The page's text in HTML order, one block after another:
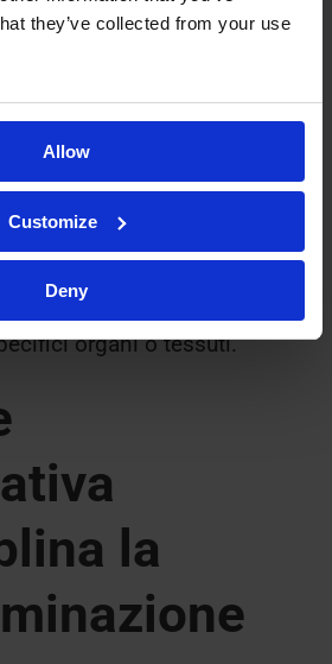
they’ve collected from your use
Allow
Customize
Deny
del farmaco nel corpo e
sulla determinazione
di un periodo di
la presenza e la
in tutto il
organi o tessuti.
la